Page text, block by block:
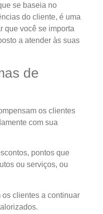
se baseia no
do cliente, é uma
que você se importa
a atender às suas
de
os clientes
com sua
pontos que
ou serviços, ou
clientes a continuar